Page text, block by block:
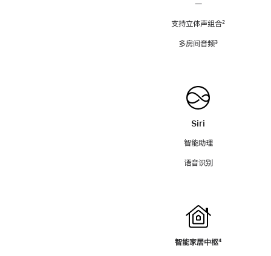
—
支持立体声组合脚
²
多房间音频脚
³
Siri
智能助理
语音识别
智能家居中枢脚
⁴